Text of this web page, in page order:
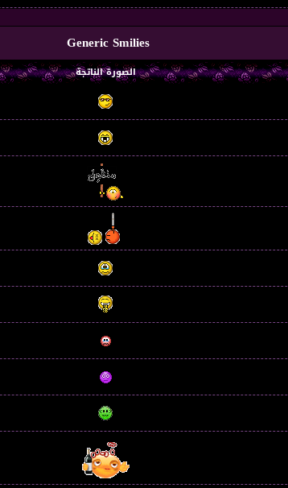
Generic Smilies
الصورة الناتجة